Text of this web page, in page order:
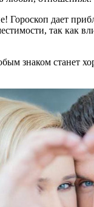
Гороскоп дает
так как
знаком станет